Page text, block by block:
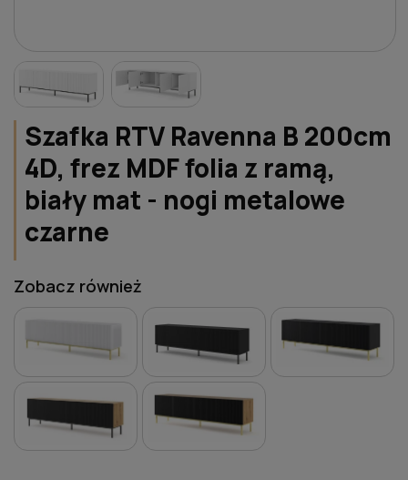
Szafka RTV Ravenna B 200cm
4D, frez MDF folia z ramą,
biały mat - nogi metalowe
czarne
Zobacz również